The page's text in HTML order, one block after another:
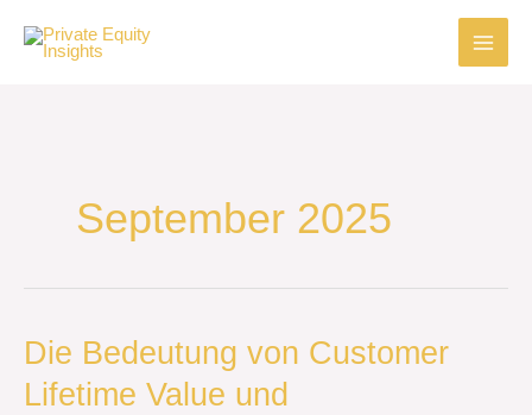
Inhalt
springen
September 2025
Die Bedeutung von Customer
Lifetime Value und
Die
Bedeutung
von